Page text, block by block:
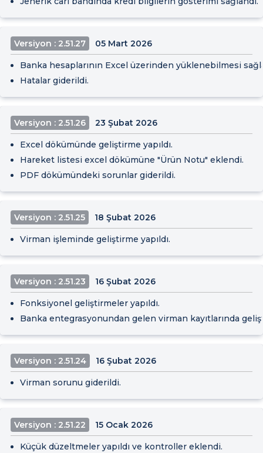
Versiyon : 2.51.27 05 Mart 2026
Banka hesaplarının Excel üzerinden yüklenebilmesi
Hatalar giderildi.
Versiyon : 2.51.26 23 Şubat 2026
Excel dökümünde geliştirme yapıldı.
Hareket listesi excel dökümüne "Ürün Notu" eklendi.
PDF dökümündeki sorunlar giderildi.
Versiyon : 2.51.25 18 Şubat 2026
Virman işleminde geliştirme yapıldı.
Versiyon : 2.51.23 16 Şubat 2026
Fonksiyonel geliştirmeler yapıldı.
Banka entegrasyonundan gelen virman kayıtlarında
Versiyon : 2.51.24 16 Şubat 2026
Virman sorunu giderildi.
Versiyon : 2.51.22 15 Ocak 2026
Küçük düzeltmeler yapıldı ve kontroller eklendi.